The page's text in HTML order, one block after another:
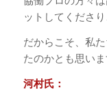
ットしてくださ
だからこそ、私
たのかとも思いま
河村氏：